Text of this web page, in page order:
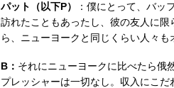
パット（以下P）
：僕にとって、バッ
訪れたこともあったし、彼の友人に
ら、ニューヨークと同じくらい人々
B： それにニューヨークに比べたら俄
プレッシャーは一切なし。収入にこ